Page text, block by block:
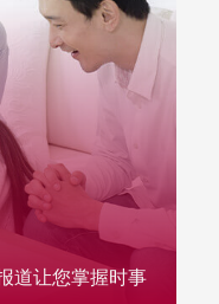
道让您掌握时事